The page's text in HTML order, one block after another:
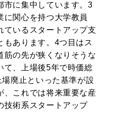
市に集中しています。3
に関心を持つ大学教員
ているスタートアップ支
もあります。4つ目はス
筋の先が狭くなりそうな
て、上場後5年で時価総
廃止といった基準が設
、これでは将来重要な産
技術系スタートアップ